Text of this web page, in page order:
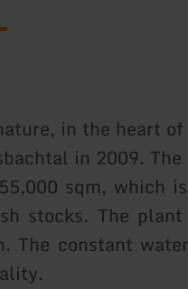
in the heart
in 2009.
sqm, which
stocks. The
The constant